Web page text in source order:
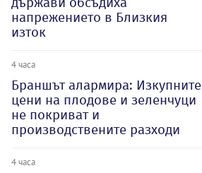
напрежението в Близкия
изток
4 часа
Браншът алармира: Изкупните
цени на плодове и зеленчуци
не покриват и
производствените разходи
4 часа